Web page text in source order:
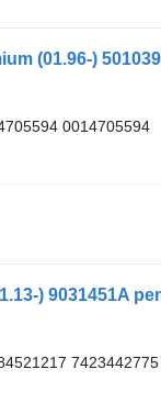
0014705594
) 9031451A
7423442775